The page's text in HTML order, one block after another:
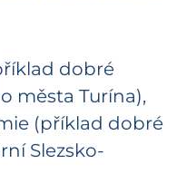
dobré
města Turína),
(příklad dobré
Slezsko-